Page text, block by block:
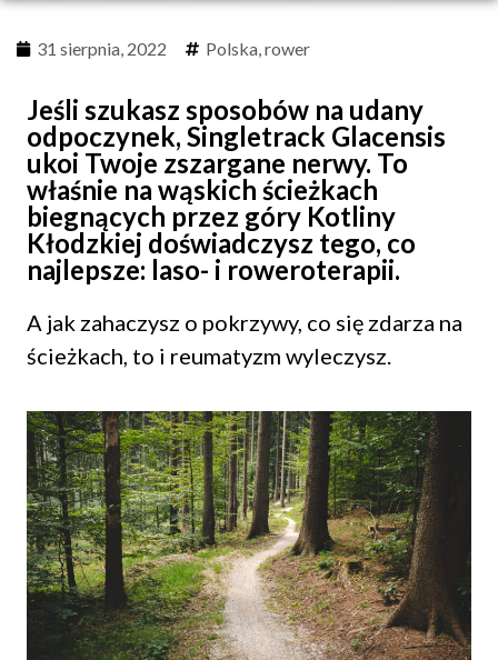
31 sierpnia, 2022 Polska,rower
Jeśli szukasz sposobów na udany
odpoczynek, Singletrack Glacensis
ukoi Twoje zszargane nerwy. To
właśnie na wąskich ścieżkach
biegnących przez góry Kotliny
Kłodzkiej doświadczysz tego, co
najlepsze: laso- i roweroterapii.
A jak zahaczysz o pokrzywy, co się zdarza na
ścieżkach, to i reumatyzm wyleczysz.